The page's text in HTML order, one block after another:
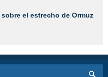
el estrecho de Ormuz